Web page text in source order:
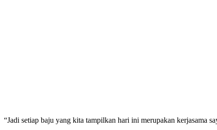
“Jadi setiap baju yang kita tampilkan hari ini merupakan kerjasama